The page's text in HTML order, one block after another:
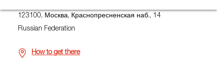
123100, Москва, Краснопресненская наб., 14
Russian Federation
How to get there